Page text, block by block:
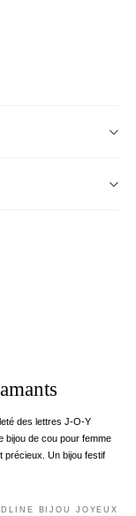
des lettres J-O-Y
bijou de cou pour femme
précieux. Un bijou festif
BIJOU JOYEUX